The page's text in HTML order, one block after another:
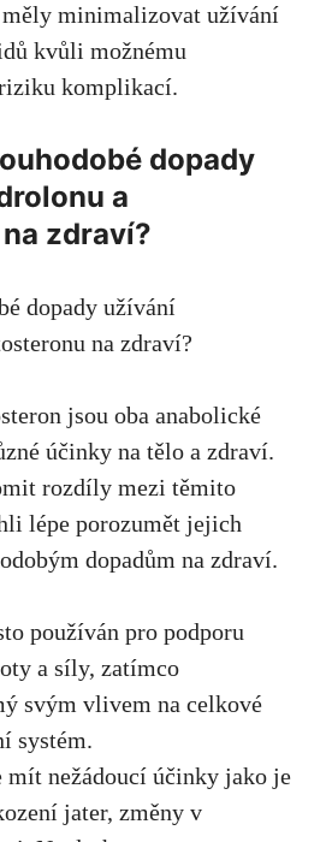
měly minimalizovat užívání
kvůli možnému
komplikací.
dopady
a
zdraví?
dopady užívání
na zdraví?
jsou oba anabolické
účinky na tělo a zdraví.
rozdíly mezi těmito
lépe porozumět jejich
dopadům na zdraví.
používán pro podporu
a síly, zatímco
svým vlivem na celkové
systém.
mít nežádoucí účinky jako je
jater, změny v